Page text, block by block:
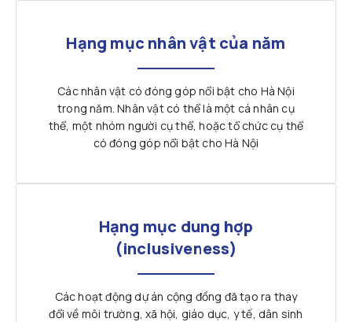
Hạng mục dung hợp
(inclusiveness)
Các hoạt động dự án cộng đồng đã tạo ra thay
đổi về môi trường, xã hội, giáo dục, y tế, dân sinh
Hạng mục nhân vật của năm
Các nhân vật có đóng góp nổi bật cho Hà Nội
trong năm. Nhân vật có thể là một cá nhân cụ
thể, một nhóm người cụ thể, hoặc tổ chức cụ thể
có đóng góp nổi bật cho Hà Nội